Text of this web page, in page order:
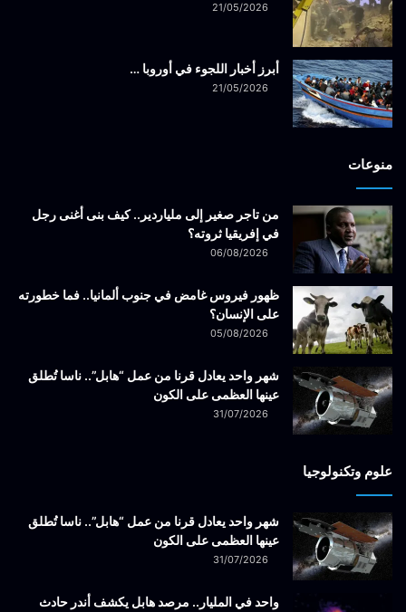
21/05/2026
أبرز أخبار اللجوء في أوروبا …
21/05/2026
منوعات
من تاجر صغير إلى ملياردير.. كيف بنى أغنى رجل
في إفريقيا ثروته؟
06/08/2026
ظهور فيروس غامض في جنوب ألمانيا.. فما خطورته
على الإنسان؟
05/08/2026
شهر واحد يعادل قرنا من عمل “هابل”.. ناسا تُطلق
عينها العظمى على الكون
31/07/2026
علوم وتكنولوجيا
شهر واحد يعادل قرنا من عمل “هابل”.. ناسا تُطلق
عينها العظمى على الكون
31/07/2026
واحد في المليار.. مرصد هابل يكشف أندر حادث